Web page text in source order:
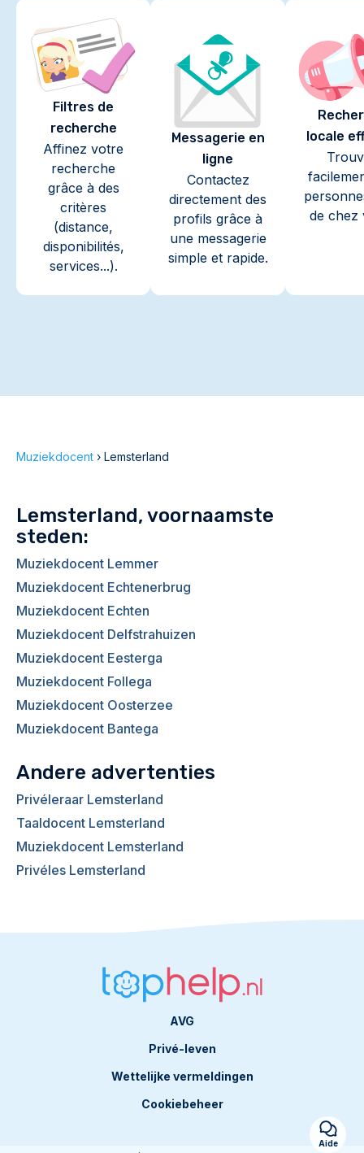
Filtres de
recherche
Affinez votre
recherche
grâce à des
critères
(distance,
disponibilités,
services...).
Messagerie en
ligne
Contactez
directement des
profils grâce à
une messagerie
simple et rapide.
locale
de chez
Muziekdocent › Lemsterland
Lemsterland, voornaamste
steden:
Muziekdocent Lemmer
Muziekdocent Echtenerbrug
Muziekdocent Echten
Muziekdocent Delfstrahuizen
Muziekdocent Eesterga
Muziekdocent Follega
Muziekdocent Oosterzee
Muziekdocent Bantega
Andere advertenties
Privéleraar Lemsterland
Taaldocent Lemsterland
Muziekdocent Lemsterland
Privéles Lemsterland
AVG
Privé-leven
Wettelijke vermeldingen
Cookiebeheer
Aide